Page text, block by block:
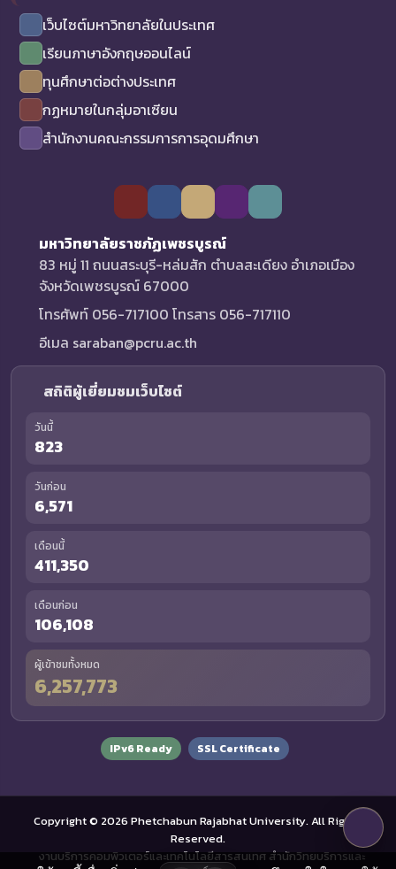
เว็บไซต์มหาวิทยาลัยในประเทศ
เรียนภาษาอังกฤษออนไลน์
ทุนศึกษาต่อต่างประเทศ
กฏหมายในกลุ่มอาเซียน
สำนักงานคณะกรรมการการอุดมศึกษา
มหาวิทยาลัยราชภัฏเพชรบูรณ์
83 หมู่ 11 ถนนสระบุรี-หล่มสัก ตำบลสะเดียง อำเภอเมือง
จังหวัดเพชรบูรณ์ 67000
โทรศัพท์ 056-717100 โทรสาร 056-717110
อีเมล saraban@pcru.ac.th
สถิติผู้เยี่ยมชมเว็บไซต์
วันนี้
823
วันก่อน
6,571
เดือนนี้
411,350
เดือนก่อน
106,108
ผู้เข้าชมทั้งหมด
6,257,773
IPv6 Ready SSL Certificate
Copyright © 2026 Phetchabun Rajabhat University. All Rights
Reserved.
งานบริการคอมพิวเตอร์และเทคโนโลยีสารสนเทศ สำนักวิทยบริการและ